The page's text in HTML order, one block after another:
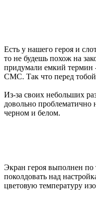
Есть у нашего героя и
то не будешь похож на
придумали емкий термин
СМС. Так что перед
Из-за своих небольших
довольно проблематично
черном и белом.
Экран героя выполнен по
поколдовать над
цветовую температуру